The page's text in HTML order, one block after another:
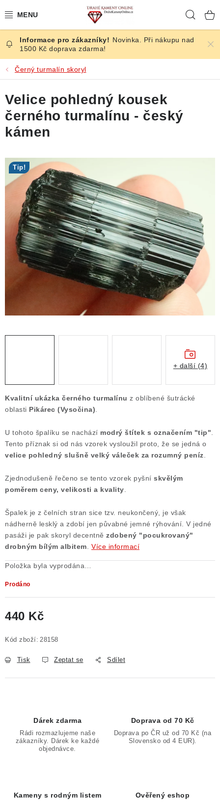
na
ČESKÉ KAMENY
ŠPERKY
KAMENY ZE SVĚTA
BROUŠENÉ
ÚČINKY
KRYSTALY
ČLÁNKY
NALEZIŠTĚ
NÁŠ PŘÍBĚH
Výkup minerálů a drahých kamenů
Formulář pro odstoupení od smlouvy
Poučení o právu na odstoupení od smlouvy
Novinka. Při nákupu nad
1500 Kč doprava zdarma!
Černý turmalín skoryl
Kvalitní ukázka černého turmalínu z oblíbené šutrácké
oblasti Pikárec (Vysočina)
U tohoto špalíku se nachází modrý štítek s označením "tip"
Tento příznak si od nás vzorek vysloužil proto, že se jedná o
velice pohledný slušně velký váleček za rozumný peníz
Zjednodušeně řečeno se tento vzorek pyšní skvělým
poměrem ceny, velikosti a kvality
Špalek je z čelních stran sice tzv. neukončený, je však
nádherně lesklý a zdobí jen půvabné jemné rýhování. V jedné
pasáži je pak skoryl decentně zdobený "pocukrovaný"
drobným bílým albitem
Více informací
Položka byla vyprodána…
Prodáno
440 Kč
Kód zboží: 28158
Tisk Zeptat se Sdílet
Velice pohledný kousek
černého turmalínu - český
kámen
Tip!
+ další (4)
Dárek zdarma
Rádi rozmazlujeme naše
zákazníky. Dárek ke každé
objednávce.
Doprava od 70 Kč
Doprava po ČR už od 70 Kč (na
Slovensko od 4 EUR).
Kameny s rodným listem Ověřený eshop